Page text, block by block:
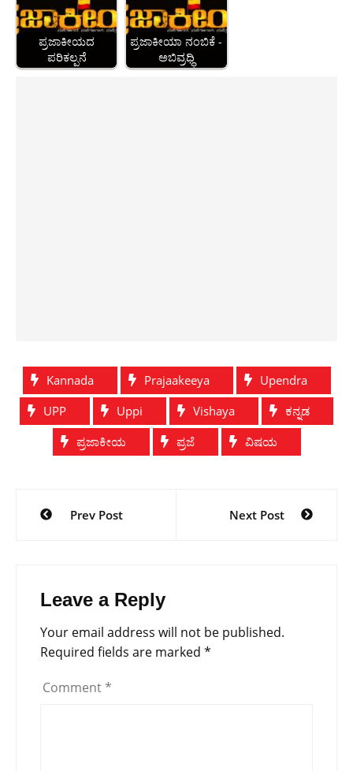
ಪ್ರಜಾಕೀಯದ
ಪರಿಕಲ್ಪನೆ
ಪ್ರಜಾಕೀಯಾ ನಂಬಿಕೆ -
ಅಬಿವ್ರಧ್ಧಿ
Kannada Prajaakeeya
Upendra
UPP
Uppi Vishaya
ಕನ್ನಡ
ಪ್ರಜಾಕೀಯ
ಪ್ರಜೆ ವಿಷಯ
navigation
Prev Post Next Post
Leave a Reply
Your email address will not be published.
Required fields are marked *
Comment *